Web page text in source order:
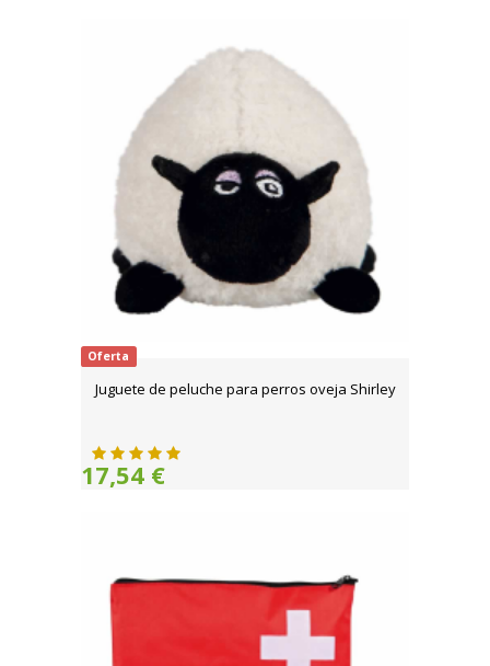
Oferta
Juguete de peluche para perros oveja Shirley
17,54 €